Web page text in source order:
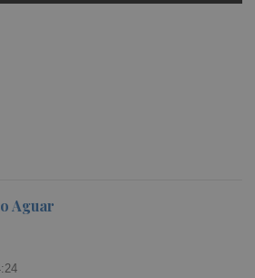
Aguar